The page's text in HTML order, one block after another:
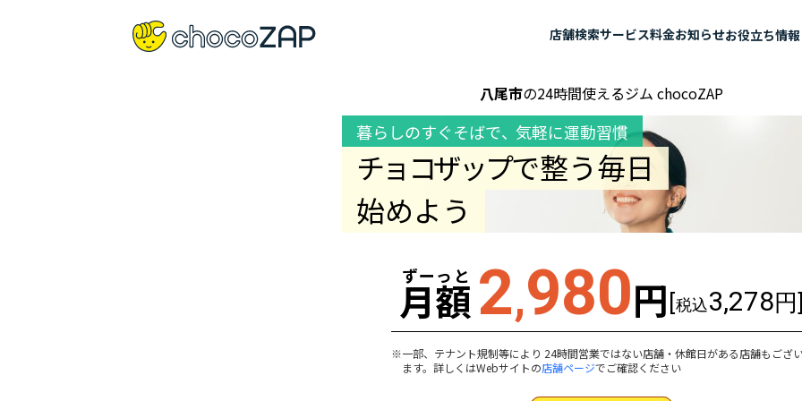
店舗検索サービス料金お知らせお役立ち情報
八尾市の24時間使えるジム chocoZAP
暮らしのすぐそばで、 気軽に運動習慣
チョコザップで整う毎日
始めよう
ずーっと
月額2,980円 [税込3,278
一部、テナント規制等により 24時間営業ではない店舗・休館日がある店舗もござ
ます。詳しくはWebサイトの店舗ページでご確認ください